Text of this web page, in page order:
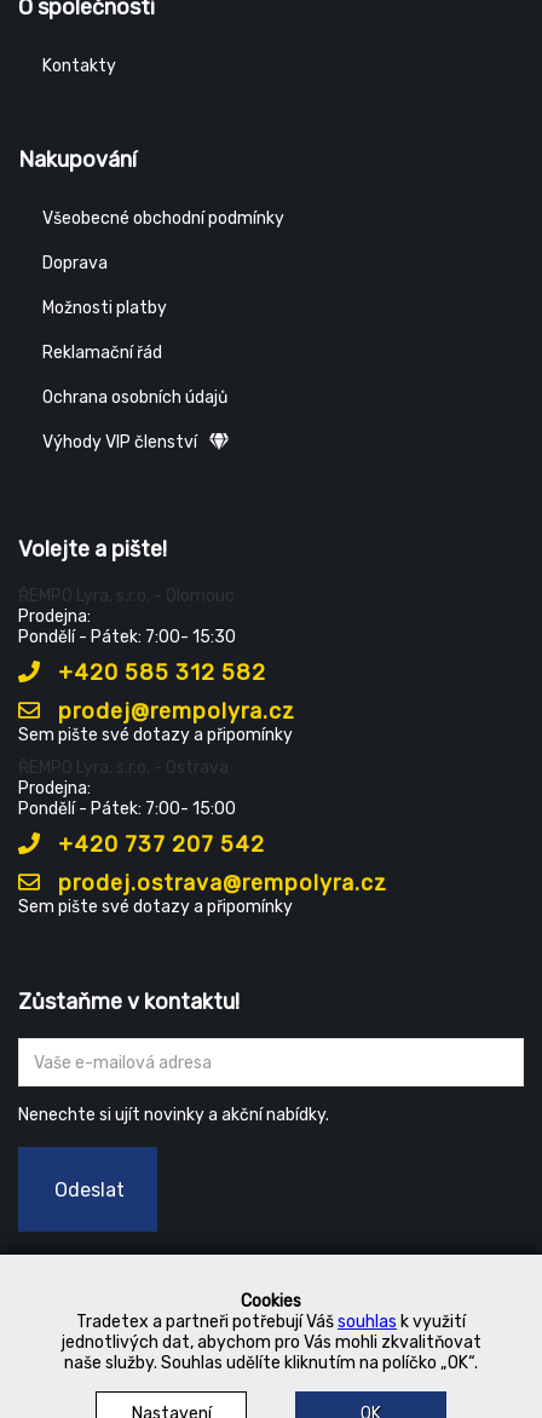
Cookies
Tradetex a partneři potřebují Vášsouhlas k využití
jednotlivých dat, abychom pro Vás mohli zkvalitňovat
naše služby. Souhlas udělíte kliknutím na políčko „OK“.
Nastavení OK
O společnosti
Kontakty
Nakupování
Všeobecné obchodní podmínky
Doprava
Možnosti platby
Reklamační řád
Ochrana osobních údajů
Výhody VIP členství
Volejte a pište!
ŘEMPO Lyra, s.r.o. - Olomouc
Prodejna:
Pondělí - Pátek: 7:00- 15:30
+420 585 312 582
prodej@rempolyra.cz
Sem pište své dotazy a připomínky
ŘEMPO Lyra, s.r.o. - Ostrava
Prodejna:
Pondělí - Pátek: 7:00- 15:00
+420 737 207 542
prodej.ostrava@rempolyra.cz
Sem pište své dotazy a připomínky
Zůstaňme v kontaktu!
Nenechte si ujít novinky a akční nabídky.
Odeslat